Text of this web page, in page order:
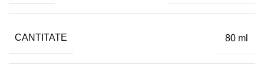
CANTITATE 80 ml